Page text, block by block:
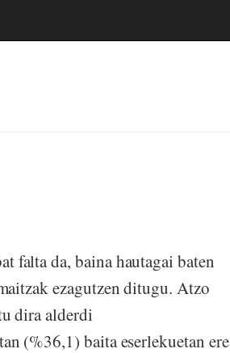
falta da, baina hautagai baten
ezagutzen ditugu. Atzo
dira alderdi
(%36,1) baita eserlekuetan ere